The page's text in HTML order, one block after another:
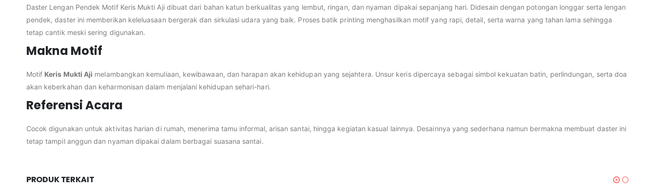
Daster Lengan Pendek Motif Keris Mukti Aji dibuat dari bahan katun berkualitas yang lembut, ringan, dan nyaman dipakai sepanjang hari. Didesain dengan potongan longgar serta lengan
pendek, daster ini memberikan keleluasaan bergerak dan sirkulasi udara yang baik. Proses batik printing menghasilkan motif yang rapi, detail, serta warna yang tahan lama sehingga
tetap cantik meski sering digunakan.
Makna Motif
Motif Keris Mukti Aji melambangkan kemuliaan, kewibawaan, dan harapan akan kehidupan yang sejahtera. Unsur keris dipercaya sebagai simbol kekuatan batin, perlindungan, serta doa
akan keberkahan dan keharmonisan dalam menjalani kehidupan sehari-hari.
Referensi Acara
Cocok digunakan untuk aktivitas harian di rumah, menerima tamu informal, arisan santai, hingga kegiatan kasual lainnya. Desainnya yang sederhana namun bermakna membuat daster ini
tetap tampil anggun dan nyaman dipakai dalam berbagai suasana santai.
PRODUK TERKAIT